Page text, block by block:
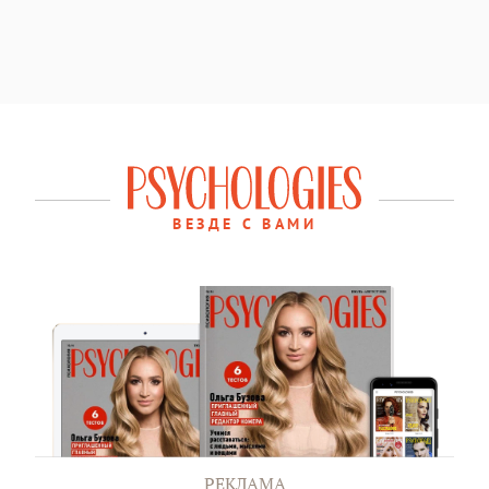
ВЕЗДЕ С ВАМИ
РЕКЛАМА